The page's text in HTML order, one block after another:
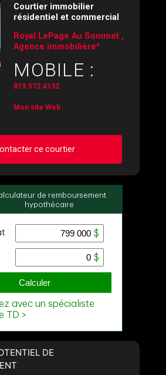
Courtier immobilier
résidentiel et commercial
Royal LePage Au Sommet ,
Agence immobilière*
MOBILE :
819.572.4132
Mon site Web
ce courtier
infos sur cette inscription
DE